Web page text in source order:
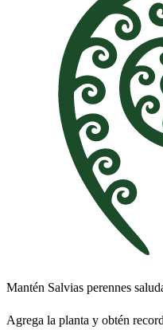
Mantén Salvias perennes
Agrega la planta y obtén